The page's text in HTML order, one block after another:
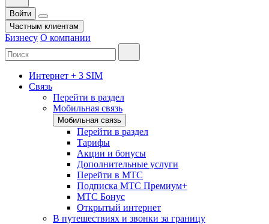
Войти
Частным клиентам
Бизнесу О компании
Интернет + 3 SIM
Связь
Перейти в раздел
Мобильная связь
Мобильная связь
Перейти в раздел
Тарифы
Акции и бонусы
Дополнительные услуги
Перейти в МТС
Подписка МТС Премиум+
МТС Бонус
Открытый интернет
В путешествиях и звонки за границу